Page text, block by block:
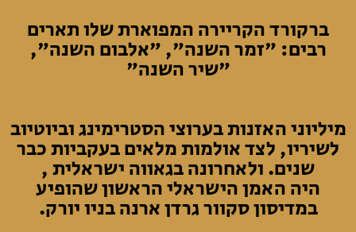
ברקורד הקריירה המפוארת שלו תארים
רבים: "זמר השנה", "אלבום השנה",
"שיר השנה"
מיליוני האזנות בערוצי הסטרימינג וביוטיוב
לשיריו, לצד אולמות מלאים בעקביות כבר
שנים. ולאחרונה בגאווה ישראלית ,
היה האמן הישראלי הראשון שהופיע
במדיסון סקוור גרדן ארנה בניו יורק.